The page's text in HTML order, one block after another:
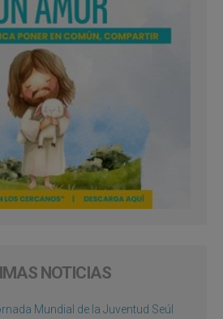
NOTICIAS
Mundial de la Juventud Seúl